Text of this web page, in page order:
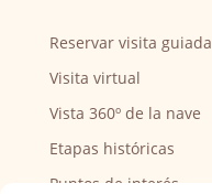
Reservar visita guiada
Visita virtual
Vista 360º de la nave
Etapas históricas
Puntos de interés